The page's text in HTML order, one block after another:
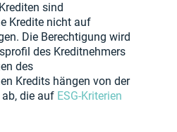
sind
Kredite nicht auf
Die Berechtigung wird
des Kreditnehmers
des
Kredits hängen von der
die auf ESG-Kriterien